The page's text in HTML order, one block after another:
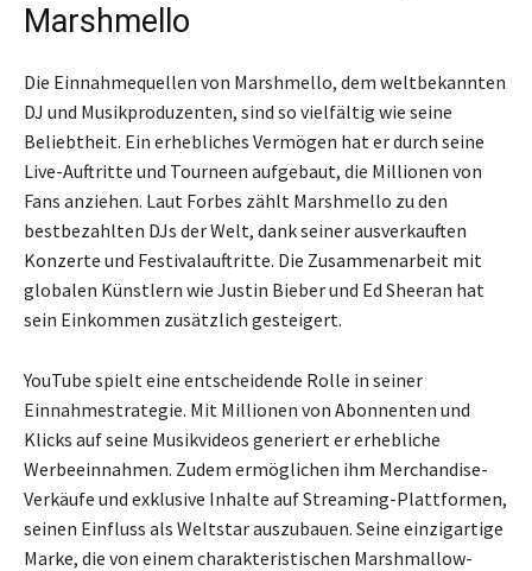
Marshmello
Die Einnahmequellen von Marshmello, dem weltbekannten
DJ und Musikproduzenten, sind so vielfältig wie seine
Beliebtheit. Ein erhebliches Vermögen hat er durch seine
Live-Auftritte und Tourneen aufgebaut, die Millionen von
Fans anziehen. Laut Forbes zählt Marshmello zu den
bestbezahlten DJs der Welt, dank seiner ausverkauften
Konzerte und Festivalauftritte. Die Zusammenarbeit mit
globalen Künstlern wie Justin Bieber und Ed Sheeran hat
sein Einkommen zusätzlich gesteigert.
YouTube spielt eine entscheidende Rolle in seiner
Einnahmestrategie. Mit Millionen von Abonnenten und
Klicks auf seine Musikvideos generiert er erhebliche
Werbeeinnahmen. Zudem ermöglichen ihm Merchandise-
Verkäufe und exklusive Inhalte auf Streaming-Plattformen,
seinen Einfluss als Weltstar auszubauen. Seine einzigartige
Marke, die von einem charakteristischen Marshmallow-